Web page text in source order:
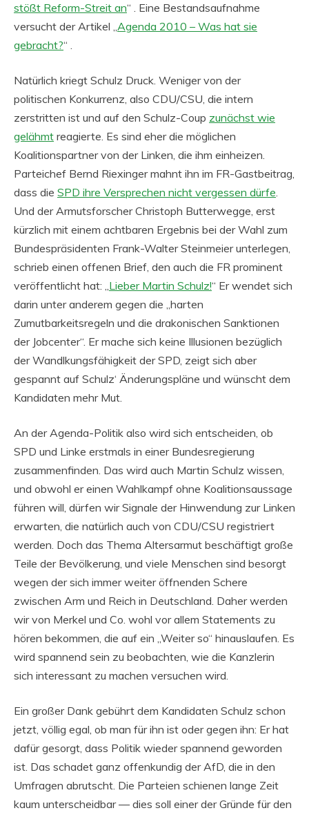
stößt Reform-Streit an“ . Eine Bestandsaufnahme
versucht der Artikel „Agenda 2010 – Was hat sie
gebracht?“ .
Natürlich kriegt Schulz Druck. Weniger von der
politischen Konkurrenz, also CDU/CSU, die intern
zerstritten ist und auf den Schulz-Coup zunächst wie
gelähmt reagierte. Es sind eher die möglichen
Koalitionspartner von der Linken, die ihm einheizen.
Parteichef Bernd Riexinger mahnt ihn im FR-Gastbeitrag,
dass die SPD ihre Versprechen nicht vergessen dürfe.
Und der Armutsforscher Christoph Butterwegge, erst
kürzlich mit einem achtbaren Ergebnis bei der Wahl zum
Bundespräsidenten Frank-Walter Steinmeier unterlegen,
schrieb einen offenen Brief, den auch die FR prominent
veröffentlicht hat: „Lieber Martin Schulz!“ Er wendet sich
darin unter anderem gegen die „harten
Zumutbarkeitsregeln und die drakonischen Sanktionen
der Jobcenter“. Er mache sich keine Illusionen bezüglich
der Wandlkungsfähigkeit der SPD, zeigt sich aber
gespannt auf Schulz‘ Änderungspläne und wünscht dem
Kandidaten mehr Mut.
An der Agenda-Politik also wird sich entscheiden, ob
SPD und Linke erstmals in einer Bundesregierung
zusammenfinden. Das wird auch Martin Schulz wissen,
und obwohl er einen Wahlkampf ohne Koalitionsaussage
führen will, dürfen wir Signale der Hinwendung zur Linken
erwarten, die natürlich auch von CDU/CSU registriert
werden. Doch das Thema Altersarmut beschäftigt große
Teile der Bevölkerung, und viele Menschen sind besorgt
wegen der sich immer weiter öffnenden Schere
zwischen Arm und Reich in Deutschland. Daher werden
wir von Merkel und Co. wohl vor allem Statements zu
hören bekommen, die auf ein „Weiter so“ hinauslaufen. Es
wird spannend sein zu beobachten, wie die Kanzlerin
sich interessant zu machen versuchen wird.
Ein großer Dank gebührt dem Kandidaten Schulz schon
jetzt, völlig egal, ob man für ihn ist oder gegen ihn: Er hat
dafür gesorgt, dass Politik wieder spannend geworden
ist. Das schadet ganz offenkundig der AfD, die in den
Umfragen abrutscht. Die Parteien schienen lange Zeit
kaum unterscheidbar — dies soll einer der Gründe für den